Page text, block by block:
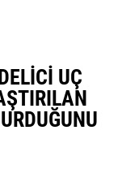
UÇ